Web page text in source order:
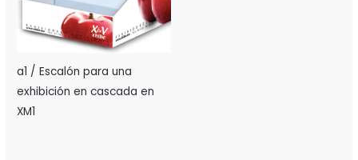
a1 / Escalón para una
exhibición en cascada en
XM1